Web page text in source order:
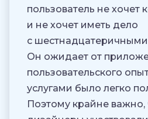
пользователь не хочет
и не хочет иметь дело
с
Он ожидает от
пользовательского
услугами было легко
Поэтому крайне важно,